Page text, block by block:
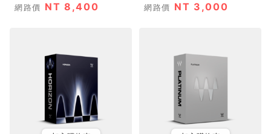
網路價 NT 8,400 網路價 NT 3,000